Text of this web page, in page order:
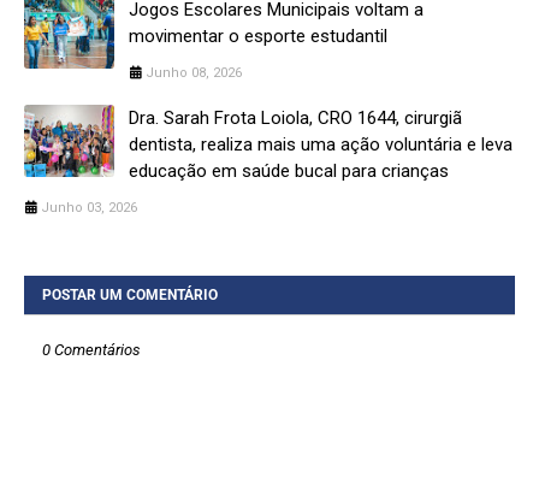
Jogos Escolares Municipais voltam a
movimentar o esporte estudantil
Junho 08, 2026
Dra. Sarah Frota Loiola, CRO 1644, cirurgiã
dentista, realiza mais uma ação voluntária e leva
educação em saúde bucal para crianças
Junho 03, 2026
POSTAR UM COMENTÁRIO
0 Comentários